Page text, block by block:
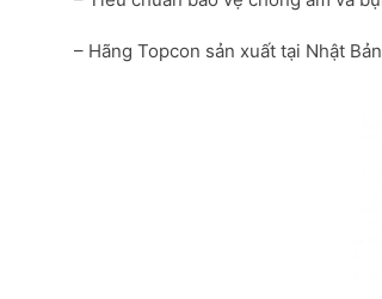
– Hãng Topcon sản xuất tại Nhật